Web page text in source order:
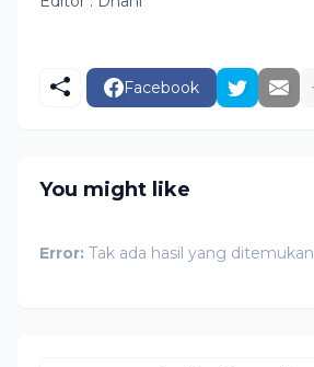
Facebook
You might like
Error: Tak ada hasil yang ditemukan